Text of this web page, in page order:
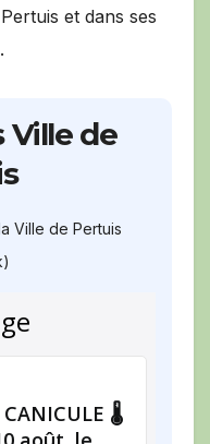
et dans ses
Ville de
Ville de Pertuis